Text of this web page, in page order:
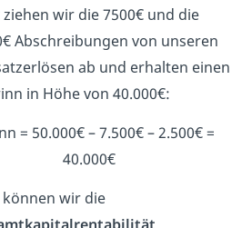
ziehen wir die 7500€ und die
Abschreibungen von unseren
ab und erhalten einen
in Höhe von 40.000€:
= 50.000€ – 7.500€ – 2.500€ =
40.000€
können wir die